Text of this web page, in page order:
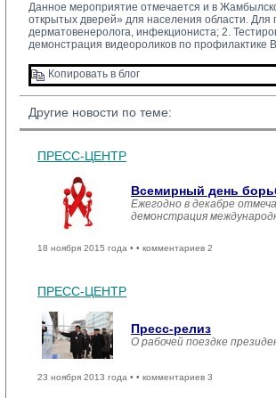
Данное мероприятие отмечается и в
открытых дверей» для населения области.
дерматовенеролога, инфекциониста; 2.
демонстрация видеороликов по
Копировать в блог
Другие новости по теме:
ПРЕСС-ЦЕНТР
Всемирный день
Ежегодно в декабре
демонстрация
18 ноября 2015 года • • комментариев 2
ПРЕСС-ЦЕНТР
Пресс-релиз
О рабочей поездке
23 ноября 2013 года • • комментариев 3